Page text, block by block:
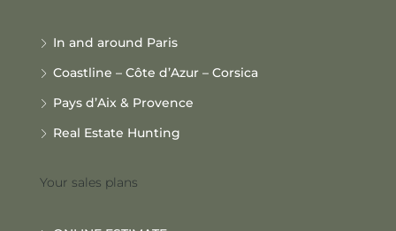
In and around Paris
Coastline – Côte d’Azur – Corsica
Pays d’Aix & Provence
Real Estate Hunting
Your sales plans